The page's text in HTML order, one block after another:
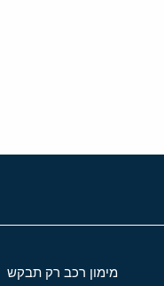
מימון רכב רק תבקש